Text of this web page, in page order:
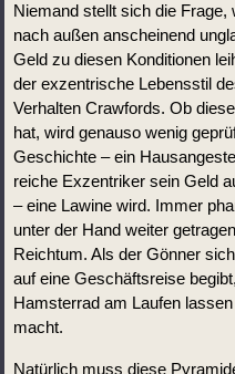
Niemand stellt sich die
nach außen anscheinend
Geld zu diesen Konditionen
der exzentrische Lebensstil
Verhalten Crawfords. Ob
hat, wird genauso wenig
Geschichte – ein
reiche Exzentriker sein Geld
– eine Lawine wird. Immer
unter der Hand weiter
Reichtum. Als der Gönner
auf eine Geschäftsreise
Hamsterrad am Laufen
macht.
Natürlich muss diese